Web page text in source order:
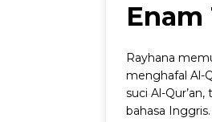
Rayhana
menghafal Al-
suci Al-
bahasa Inggris.